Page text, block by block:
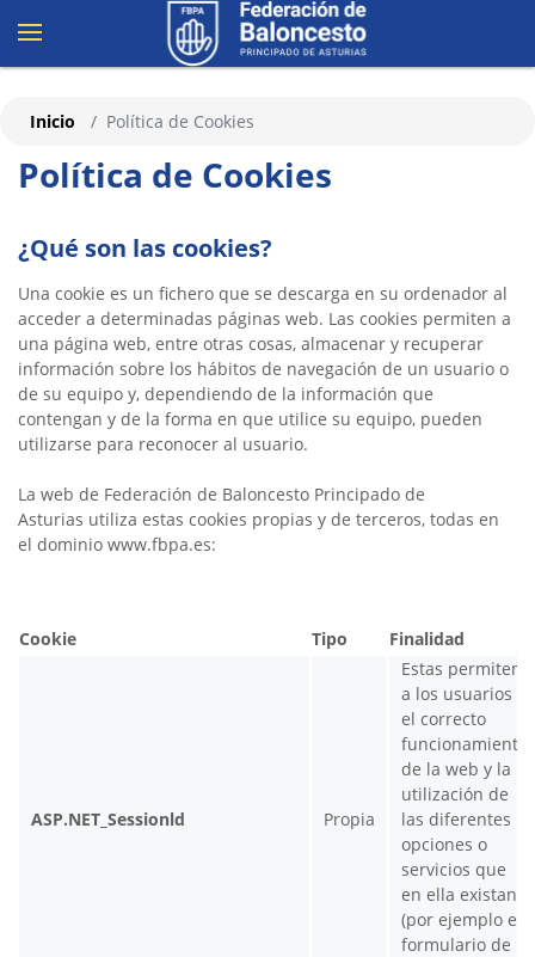
Política de Cookies
Inicio Política de Cookies
¿Qué son las cookies?
Una cookie es un fichero que se descarga en su ordenador al
acceder a determinadas páginas web. Las cookies permiten a
una página web, entre otras cosas, almacenar y recuperar
información sobre los hábitos de navegación de un usuario o
de su equipo y, dependiendo de la información que
contengan y de la forma en que utilice su equipo, pueden
utilizarse para reconocer al usuario.
La web de Federación de Baloncesto Principado de
Asturias utiliza estas cookies propias y de terceros, todas en
el dominio www.fbpa.es:
Cookie Tipo Finalidad
ASP.NET_Sessionld Propia
Estas permiten
a los usuarios
el correcto
funcionamiento
de la web y la
utilización de
las diferentes
opciones o
servicios que
en ella existan
(por ejemplo el
formulario de